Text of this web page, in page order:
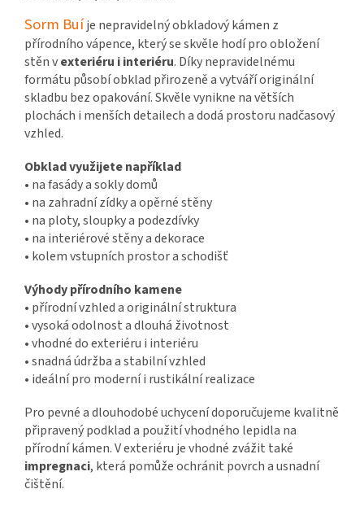
Sorm Buíje nepravidelný obkladový kámen z
přírodního vápence, který se skvěle hodí pro obložení
stěn vexteriéru i interiéru. Díky nepravidelnému
formátu působí obklad přirozeně a vytváří originální
skladbu bez opakování. Skvěle vynikne na větších
plochách i menších detailech a dodá prostoru nadčasový
vzhled.
Obklad využijete například
• na fasády a sokly domů
• na zahradní zídky a opěrné stěny
• na ploty, sloupky a podezdívky
• na interiérové stěny a dekorace
• kolem vstupních prostor a schodišť
Výhody přírodního kamene
• přírodní vzhled a originální struktura
•vysoká odolnost a dlouhá životnost
•vhodné do exteriéru i interiéru
•snadná údržba a stabilní vzhled
• ideální pro moderní i rustikální realizace
Pro pevné a dlouhodobé uchycení doporučujeme kvalitně
připravený podklad a použití vhodného lepidla na
přírodní kámen. V exteriéru je vhodné zvážit také
impregnaci, která pomůže ochránit povrch a usnadní
čištění.